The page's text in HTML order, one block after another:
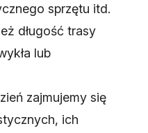
sprzętu itd.
długość trasy
lub
zajmujemy się
ich